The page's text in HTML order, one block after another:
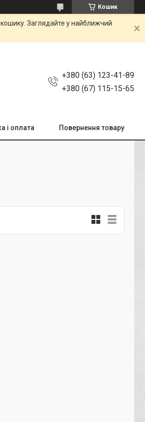
Кошик
Заглядайте у найближчий
+380 (63) 123-41-89
+380 (67) 115-15-65
і оплата Повернення товару